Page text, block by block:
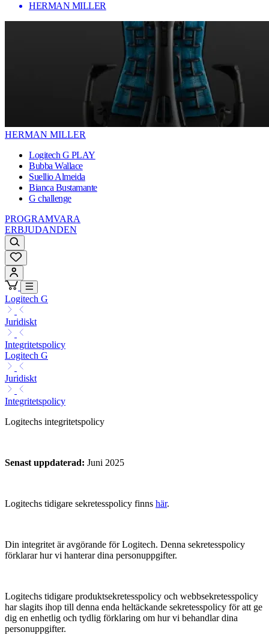
HERMAN MILLER
HERMAN MILLER
Logitech G PLAY
Bubba Wallace
Suellio Almeida
Bianca Bustamante
G challenge
PROGRAMVARA
ERBJUDANDEN
Logitech G
Juridiskt
Integritetspolicy
Logitech G
Juridiskt
Integritetspolicy
Logitechs integritetspolicy
Senast uppdaterad: Juni 2025
Logitechs tidigare sekretesspolicy finns här.
Din integritet är avgörande för Logitech. Denna sekretesspolicy
förklarar hur vi hanterar dina personuppgifter.
Logitechs tidigare produktsekretesspolicy och webbsekretesspolicy
har slagits ihop till denna enda heltäckande sekretesspolicy för att ge
dig en enhetlig och tydlig förklaring om hur vi behandlar dina
personuppgifter.